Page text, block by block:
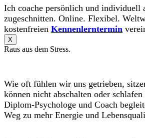
Ich coache persönlich und individuell
zugeschnitten. Online. Flexibel.
kostenfreien Kennenlerntermin
X
Raus aus dem Stress.
Wie oft fühlen wir uns getrieben,
können nicht abschalten oder
Diplom-Psychologe und Coach
Weg zu mehr Energie und